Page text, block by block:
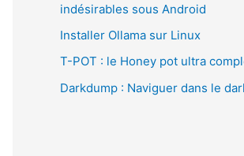
indésirables sous Android
Installer Ollama sur Linux
T-POT : le Honey pot ultra
Darkdump : Naviguer dans le